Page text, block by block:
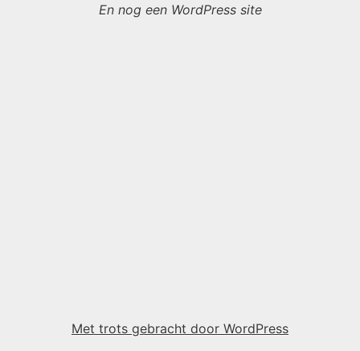
En nog een WordPress site
Met trots gebracht door WordPress